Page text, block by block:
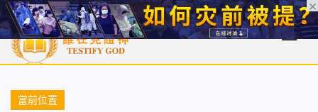
首頁 每日靈糧 天國福音 基督徒見證 信仰解答 聖經
當前位置